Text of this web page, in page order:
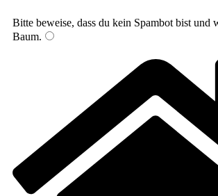
Bitte beweise, dass du kein Spambot bist und
Baum.